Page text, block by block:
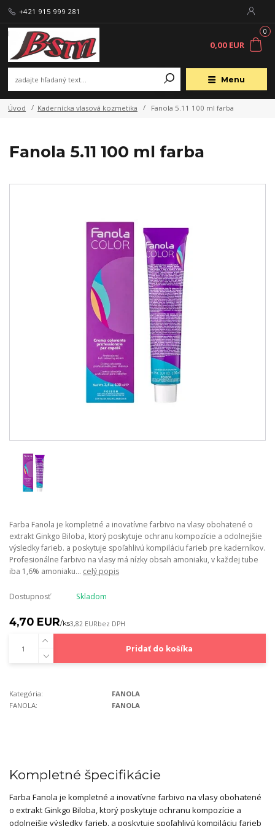
Menu
+421 915 999 281
0
0,00 EUR
Úvod Kadernícka vlasová kozmetika Fanola 5.11 100 ml farba
Fanola 5.11 100 ml farba
Farba Fanola je kompletné a inovatívne farbivo na vlasy obohatené o
extrakt Ginkgo Biloba, ktorý poskytuje ochranu kompozície a odolnejšie
výsledky farieb. a poskytuje spoľahlivú kompiláciu farieb pre kaderníkov.
Profesionálne farbivo na vlasy má nízky obsah amoniaku, v každej tube
iba 1,6% amoniaku... celý popis
Dostupnosť Skladom
4,70 EUR/ks3,82 EURbez DPH
Pridať do košíka
Kategória:
FANOLA
FANOLA:
FANOLA
Kompletné špecifikácie
Farba Fanola je kompletné a inovatívne farbivo na vlasy obohatené
o extrakt Ginkgo Biloba, ktorý poskytuje ochranu kompozície a
odolnejšie výsledky farieb. a poskytuje spoľahlivú kompiláciu farieb